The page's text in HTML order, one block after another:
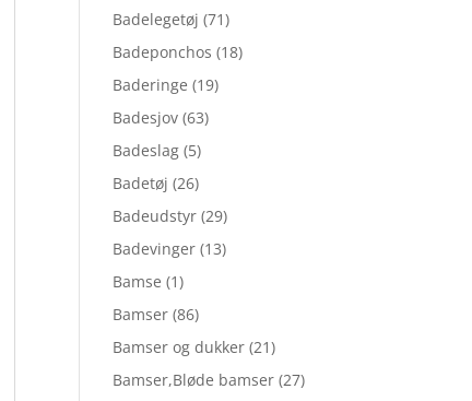
Badelegetøj (71)
Badeponchos (18)
Baderinge (19)
Badesjov (63)
Badeslag (5)
Badetøj (26)
Badeudstyr (29)
Badevinger (13)
Bamse (1)
Bamser (86)
Bamser og dukker (21)
Bamser,Bløde bamser (27)